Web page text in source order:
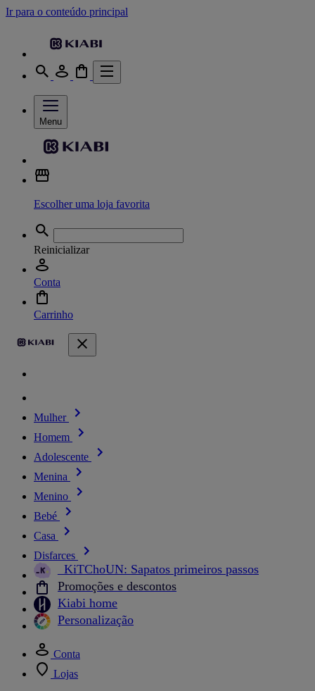
Ir para o conteúdo principal
Menu
Escolher uma loja favorita
Reinicializar
Conta
Carrinho
Mulher
Homem
Adolescente
Menina
Menino
Bebé
Casa
Disfarces
_KiTChoUN: Sapatos primeiros passos
Promoções e descontos
Kiabi home
Personalização
Conta
Lojas